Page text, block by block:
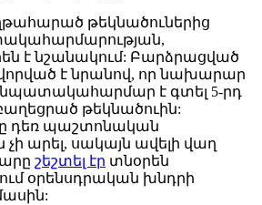
թեկնածուներից
է նշանակում: Բարձրացված
է նրանով, որ նախարար
նպատակահարմար է գտել 5-րդ
թեկնածուին:
դեռ պաշտոնական
չի արել, սակայն ավելի վաղ
շեշտել էր տնօրեն
օրենսդրական խնդրի